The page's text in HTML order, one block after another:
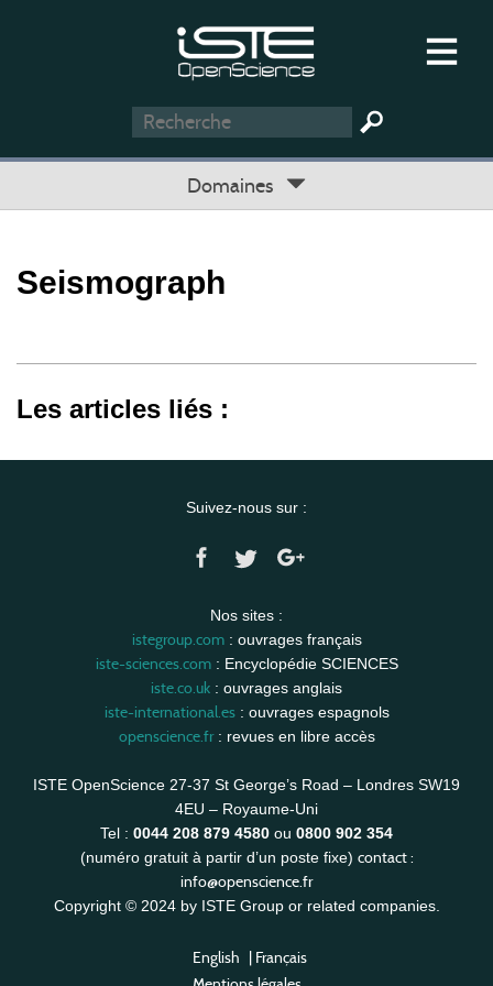
Domaines
Seismograph
Les articles liés :
Suivez-nous sur :
Nos sites :
istegroup.com: ouvrages français
iste-sciences.com: Encyclopédie SCIENCES
iste.co.uk : ouvrages anglais
iste-international.es: ouvrages espagnols
openscience.fr: revues en libre accès
ISTE OpenScience 27-37 St George’s Road – Londres SW19
4EU – Royaume-Uni
Tel : 0044 208 879 4580 ou 0800 902 354
(numéro gratuit à partir d’un poste fixe) contact :
info@openscience.fr
Copyright © 2024 by ISTE Group or related companies.
English | Français